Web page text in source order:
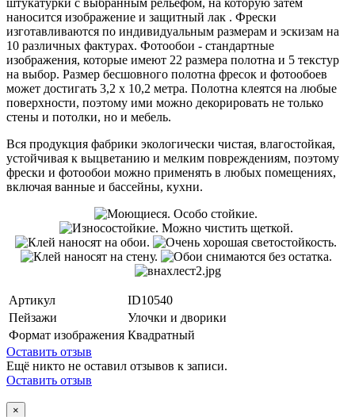
наносится изображение и защитный лак . Фрески
изготавливаются по индивидуальным размерам и эскизам на
10 различных фактурах. Фотообои - стандартные
изображения, которые имеют 22 размера полотна и 5 текстур
на выбор. Размер бесшовного полотна фресок и фотообоев
может достигать 3,2 х 10,2 метра. Полотна клеятся на любые
поверхности, поэтому ими можно декорировать не только
стены и потолки, но и мебель.
Вся продукция фабрики экологически чистая, влагостойкая,
устойчивая к выцветанию и мелким повреждениям, поэтому
фрески и фотообои можно применять в любых помещениях,
включая ванные и бассейны, кухни.
Артикул
ID10540
Пейзажи
Улочки и дворики
Формат изображения Квадратный
Оставить отзыв
Ещё никто не оставил отзывов к записи.
Оставить отзыв
×